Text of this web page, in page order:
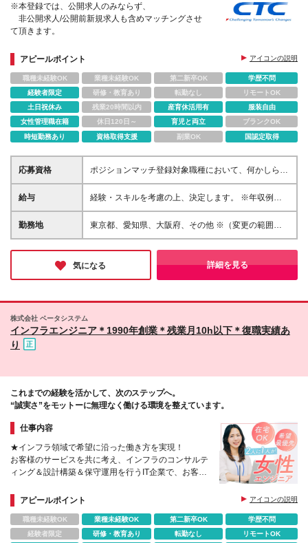
※本登録では、公開求人のみならず、
非公開求人/公開前新規求人も含めマッチングさせ
て頂きます。
アピールポイント アイコンの説明
職種未経験OK 業種未経験OK 第二新卒OK
学歴不問
経験者限定
研修・教育あり 転勤なし
リモートOK
土日祝休み
残業20時間以内 産育休活用有
服装自由
女性管理職在籍
休日120日～ 育児と両立
ブランクOK
時短勤務あり
資格取得支援 副業OK 国認定取得
応募資格
ポジションマッチ登録対象職種において、何かしらの
知識・経験を有する方 【活かせる経験・スキル】 ポ
ジションマッチ登録対象職種に関連する知識・経験 ※
かせる可能性があります。 ※学歴不問
給与
経験・スキルを考慮の上、決定します。 ※年収例：
560万円～ ※試用期間3ヶ月あり（試用期間中の年次
有給休暇の取得上限は3日間となります）
勤務地
東京都、愛知県、大阪府、その他 ※（変更の範囲）
当社関連勤務地
気になる 詳細を見る
株式会社 ベータシステム
インフラエンジニア＊1990年創業＊残業月10h以下＊復職実績あ
り
これまでの経験を活かして、次のステップへ。
“誠実さ”をモットーに無理なく働ける環境を整えています。
仕事内容
★インフラ領域で希望に沿った働き方を実現！
お客様のサービスを共に考え、インフラのコンサルテ
ィング＆設計構築＆保守運用を行うIT企業で、お客様
ただきます。
アピールポイント アイコンの説明
職種未経験OK 業種未経験OK 第二新卒OK
学歴不問
経験者限定
研修・教育あり 転勤なし
リモートOK